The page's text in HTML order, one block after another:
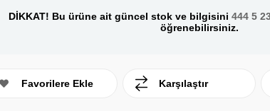
DİKKAT! Bu ürüne ait güncel stok ve bilgisini 444 5
öğrenebilirsiniz.
Favorilere Ekle Karşılaştır